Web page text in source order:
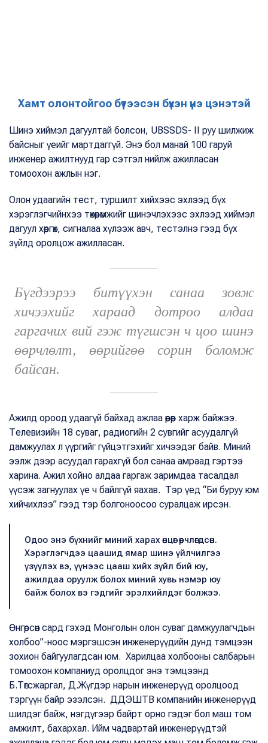
Хамт олонтойгоо бүтээсэн бүхэн үнэ цэнэтэй
Шинэ хиймэл дагуултай болсон, UBSSDS- II руу шилжиж
байсныг үеийг мартдаггүй. Энэ бол манай 100 гаруй
инженер ажилтнууд гар сэтгэл нийлж ажилласан
томоохон ажлын нэг.
Олон удаагийн тест, туршилт хийхээс эхлээд бүх
хэрэглэгчийнхээ төхөөрөмжийг шинэчлэхээс эхлээд хиймэл
дагуул хөөргөх, сигналаа хүлээж авч, тестэлнэ гээд бүх
зүйлд оролцож ажилласан.
Бүгдээрээ битүүхэн санаа зовж
хичээхийг хараад дотроо алдаа
гаргачих вий гэж түгшсэн ч цоо шинэ
өөрчлөлт, өөрийгөө сорин боломж
байсан.
Ажилд ороод удаагүй байхад ажлаа өөрөөр харж байжээ.
Телевизийн 18 суваг, радиогийн 2 сувгийг асуудалгүй
дамжуулах л үүргийг гүйцэтгэхийг хичээдэг байв. Миний
ээлж дээр асуудал гарахгүй бол санаа амраад гэртээ
харина. Ажил хойно алдаа гаргаж заримдаа тасалдал
үүсэж загнуулах үе ч байлгүй яахав. Тэр үед “Би буруу юм
хийчихлээ” гээд тэр болгоноосоо суралцаж ирсэн.
Одоо энэ бүхнийг миний харах өнцөг өөрчлөгдсөн.
Хэрэглэгчдээ цаашид ямар шинэ үйлчилгээ
үзүүлэх вэ, үүнээс цааш хийх зүйл бий юу,
ажилдаа оруулж болох миний хувь нэмэр юу
байж болох вэ гэдгийг эрэлхийлдэг болжээ.
Өнгөрсөн сард гэхэд Монголын олон суваг дамжуулагчдын
холбоо”-ноос мэргэшсэн инженерүүдийн дунд тэмцээн
зохион байгуулагдсан юм. Харилцаа холбооны салбарын
томоохон компаниуд оролцдог энэ тэмцээнд
Б.Төгсжаргал, Д.Жүгдэр нарын инженерүүд оролцоод
тэргүүн байр эзэлсэн. ДДЭШТВ компанийн инженерүүд
шилдэг байж, нэгдүгээр байрт орно гэдэг бол маш том
амжилт, бахархал. Ийм чадвартай инженерүүдтэй